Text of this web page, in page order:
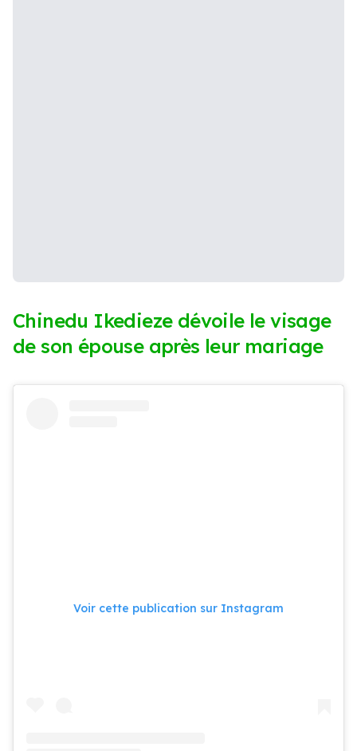
Chinedu Ikedieze dévoile le visage
de son épouse après leur mariage
Voir cette publication sur Instagram